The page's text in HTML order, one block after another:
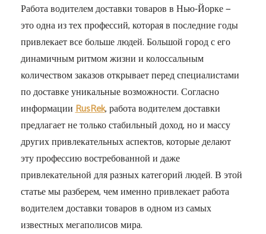
Работа водителем доставки товаров в Нью-Йорке —
это одна из тех профессий, которая в последние годы
привлекает все больше людей. Большой город с его
динамичным ритмом жизни и колоссальным
количеством заказов открывает перед специалистами
по доставке уникальные возможности. Согласно
информацииRusRek, работа водителем доставки
предлагает не только стабильный доход, но и массу
других привлекательных аспектов, которые делают
эту профессию востребованной и даже
привлекательной для разных категорий людей. В этой
статье мы разберем, чем именно привлекает работа
водителем доставки товаров в одном из самых
известных мегаполисов мира.